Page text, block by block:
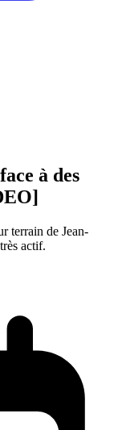
à des
terrain de Jean-
actif.